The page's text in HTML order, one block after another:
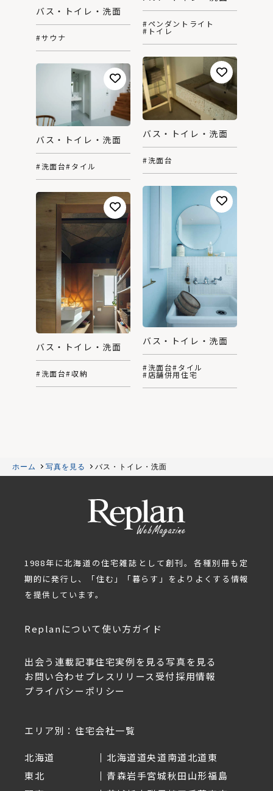
バス・トイレ・洗面
#サウナ
#ペンダントライト
#トイレ
バス・トイレ・洗面
#洗面台
バス・トイレ・洗面
#洗面台#タイル
バス・トイレ・洗面
#洗面台#タイル
#店舗併用住宅
バス・トイレ・洗面
#洗面台#収納
ホーム 写真を見る バス・トイレ・洗面
1988年に北海道の住宅雑誌として創刊。各種別冊も定
期的に発行し、「住む」「暮らす」をよりよくする情報
を提供しています。
Replanについて使い方ガイド
出会う 連載記事住宅実例を見る写真を見る
お問い合わせ プレスリリース受付採用情報
プライバシーポリシー
エリア別：住宅会社一覧
北海道 北海道道央道南道北道東
東北
青森岩手宮城秋田山形福島